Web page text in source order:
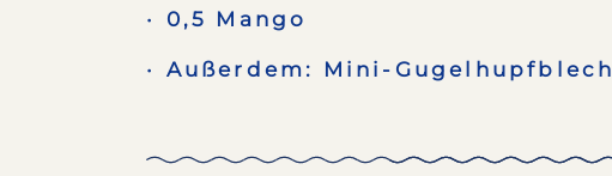
0,5 Mango
Außerdem: Mini-Gugelhupfblech